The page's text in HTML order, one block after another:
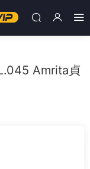
Amrita貞